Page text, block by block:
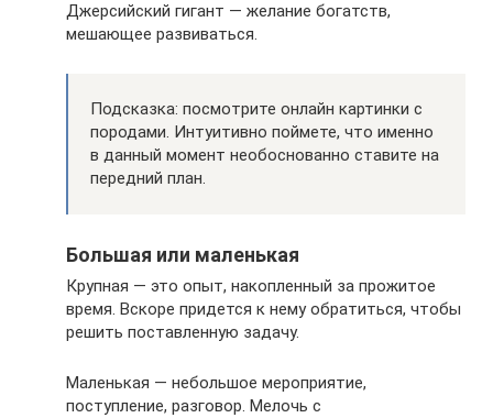
Джерсийский гигант — желание богатств,
мешающее развиваться.
Подсказка: посмотрите онлайн картинки с
породами. Интуитивно поймете, что именно
в данный момент необоснованно ставите на
передний план.
Большая или маленькая
Крупная — это опыт, накопленный за прожитое
время. Вскоре придется к нему обратиться, чтобы
решить поставленную задачу.
Маленькая — небольшое мероприятие,
поступление, разговор. Мелочь с